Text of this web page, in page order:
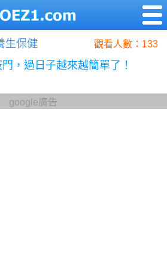
生保健 觀看人數：133
，過日子越來越簡單了！
google廣告